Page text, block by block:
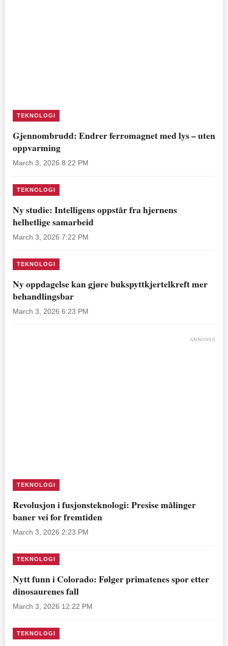
TEKNOLOGI
Gjennombrudd: Endrer ferromagnet med lys – uten
oppvarming
March 3, 2026 8:22 PM
TEKNOLOGI
Ny studie: Intelligens oppstår fra hjernens
helhetlige samarbeid
March 3, 2026 7:22 PM
TEKNOLOGI
Ny oppdagelse kan gjøre bukspyttkjertelkreft mer
behandlingsbar
March 3, 2026 6:23 PM
ANNONSE
TEKNOLOGI
Revolusjon i fusjonsteknologi: Presise målinger
baner vei for fremtiden
March 3, 2026 2:23 PM
TEKNOLOGI
Nytt funn i Colorado: Følger primatenes spor etter
dinosaurenes fall
March 3, 2026 12:22 PM
TEKNOLOGI